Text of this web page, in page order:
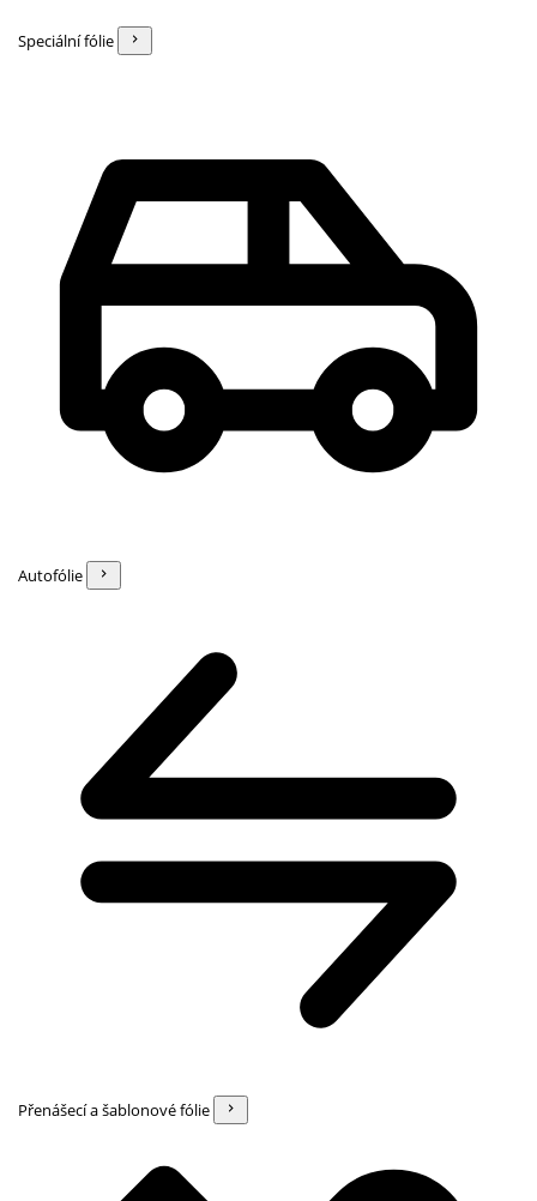
Speciální fólie
Autofólie
Přenášecí a šablonové fólie